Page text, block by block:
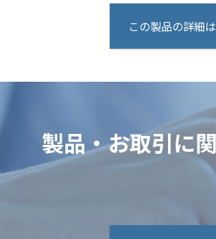
この製品の詳細
製品・お取引に